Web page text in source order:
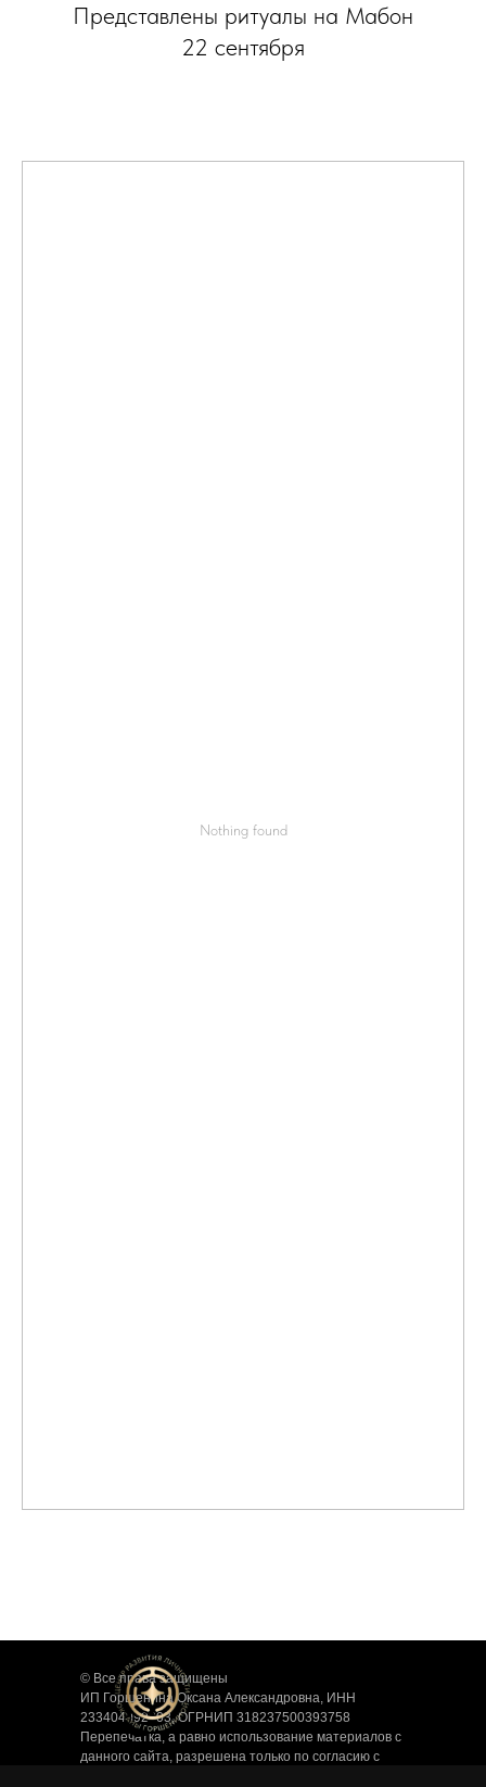
Представлены ритуалы на Мабон
22 сентября
Nothing found
© Все права защищены
ИП Горшенина Оксана Александровна, ИНН
233404092303, ОГРНИП 318237500393758
Перепечатка, а равно использование материалов с
данного сайта, разрешена только по согласию с